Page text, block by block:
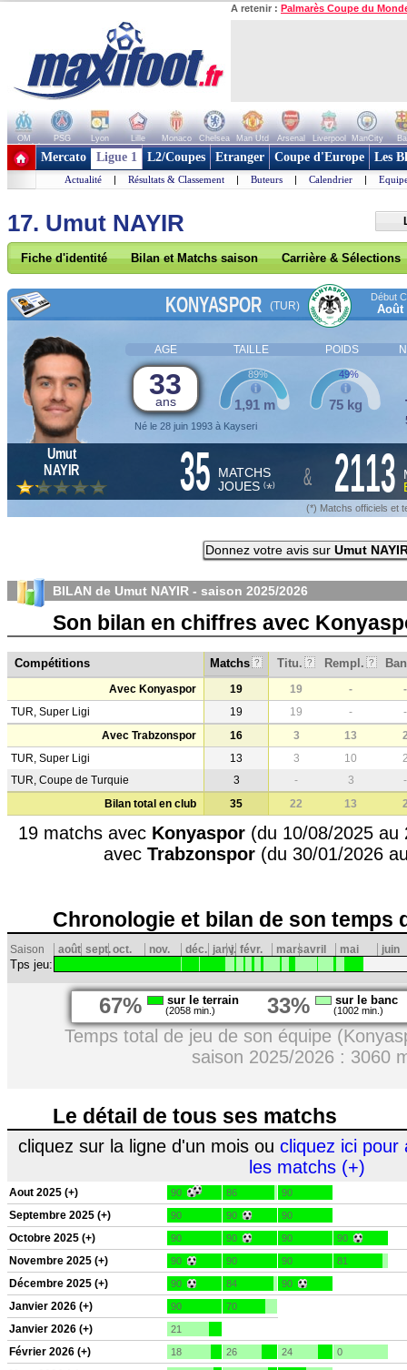
A retenir : Palmarès Coupe du
OM PSG Lyon Lille Monaco Chelsea Man Utd Arsenal Liverpool ManCity
+ de clubs
Mercato Ligue 1 L2/Coupes Etranger Coupe d'Europe Les
Actualité | Résultats & Classement | Buteurs | Calendrier |
17. Umut NAYIR
Fiche d'identité Bilan et Matchs saison Carrière & Sélections
KONYASPOR (TUR)
Début
Août
AGE TAILLE POIDS
33
ans
Né le 28 juin 1993 à Kayseri
1,91 m
89%
75 kg
49%
Umut
NAYIR
35 MATCHS
JOUES (*) & 2113
(*) Matchs officiels et
Donnez votre avis sur Umut
BILAN de Umut NAYIR - saison 2025/2026
Son bilan en chiffres avec
Compétitions Matchs ? Titu. ? Rempl. ?
Avec Konyaspor 19 19 -
-
TUR, Super Ligi
19 19 -
-
Avec Trabzonspor
16 3 13
TUR, Super Ligi
13 3 10
TUR, Coupe de Turquie
3 - 3
-
Bilan total en club
35 22 13
19 matchs avec Konyaspor(du 10/08/2025 au
avec Trabzonspor(du 30/01/2026
Chronologie et bilan de son temps
Saison août sept.oct. nov. déc. janv.
j févr. marsavril mai juin
Tps jeu:
67% sur le terrain
(2058 min.) 33% sur le banc
(1002 min.)
Temps total de jeu de son équipe
saison 2025/2026 : 3060
Le détail de tous ses matchs
cliquez sur la ligne d'un mois ou cliquez ici pour
les matchs (+)
Aout 2025 (+) 90 86 90
Septembre 2025 (+) 90 90 90
Octobre 2025 (+) 90 90 90 90
Novembre 2025 (+) 90 90 90 81
Décembre 2025 (+) 90 84 90
Janvier 2026 (+) 90 70
Janvier 2026 (+) 21
Février 2026 (+) 18 26 24 0